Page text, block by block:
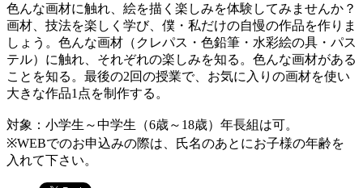
色んな画材に触れ、絵を描く楽しみを体験してみませんか？
画材、技法を楽しく学び、僕・私だけの自慢の作品を作りま
しょう。色んな画材（クレパス・色鉛筆・水彩絵の具・パス
テル）に触れ、それぞれの楽しみを知る。色んな画材がある
ことを知る。最後の2回の授業で、お気に入りの画材を使い
大きな作品1点を制作する。
対象：小学生～中学生（6歳～18歳）年長組は可。
※WEBでのお申込みの際は、氏名のあとにお子様の年齢を
入れて下さい。